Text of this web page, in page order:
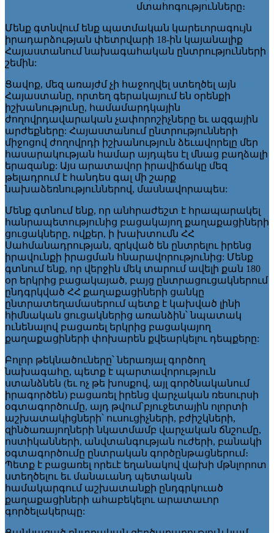
մտահոգությունները։
Մենք գտնվում ենք պատմական կարեւորագույն
իրադարձության փետրվարի 18-ին կայանալիք
Հայաստանում նախագահական ընտրությունների
շեմին:
Ցավոք, մեզ առայժմ չի հաջողվել ստեղծել այն
Հայաստանը, որտեղ գերակայում են օրենքի
իշխանությունը, համամարդկային
ժողովրդավարական չափորոշիչները եւ ազգային
արժեքները: Հայաստանում ընտրությունների
միջոցով ժողովրդի իշխանություն ձեւավորելը մեր
հասարակության համար այդպես էլ մնաց բաղձալի
երազանք: Այս արատավոր իրավիճակը մեզ
թելադրում է հանդես գալ մի շարք
նախաձեռնություններով, մասնավորապես:
Մենք գտնում ենք, որ անհրաժեշտ է հրապարակել
հանրապետությունից բացակայող քաղաքացիների
ցուցակները, ովքեր, ի խախտումն ՀՀ
Սահմանադրության, զրկված են ընտրելու իրենց
իրավունքի իրացման հնարավորությունից: Մենք
գտնում ենք, որ վերջին մեկ տարում ավելի քան 180
օր երկրից բացակայած, բայց ընտրացուցակներում
ընդգրկված ՀՀ քաղաքացիների ցանկը
ընտրատեղամասերում պետք է կախված լինի
հիմնական ցուցակներից առանձին՝ նպատակ
ունենալով բացառել երկրից բացակայող
քաղաքացիների փոխարեն քվեարկելու դեպքերը:
Բոլոր թեկնածուները՝ ներառյալ գործող
նախագահը, պետք է պարտավորություն
ստանձնեն (եւ ոչ թե խոսքով, այլ գործնականում
իրագործեն) բացառել իրենց վարչական ռեսուրսի
օգտագործումը, այդ թվում՝բյուջետային ոլորտի
աշխատակիցների՝ ուսուցիչների, բժիշկների,
զինծառայողների նկատմամբ վարչական ճնշումը,
ոստիկանների, անվտանգության ուժերի, բանակի
օգտագործումը ընտրական գործընթացներում։
Պետք է բացառել որեւէ եղանակով վախի մթնլորոտ
ստեղծելու եւ մանաւանդ պետական
համակարգում աշխատանքի ընդգրկուած
քաղաքացիների ահաբեկելու արատաւոր
գործելակերպը: